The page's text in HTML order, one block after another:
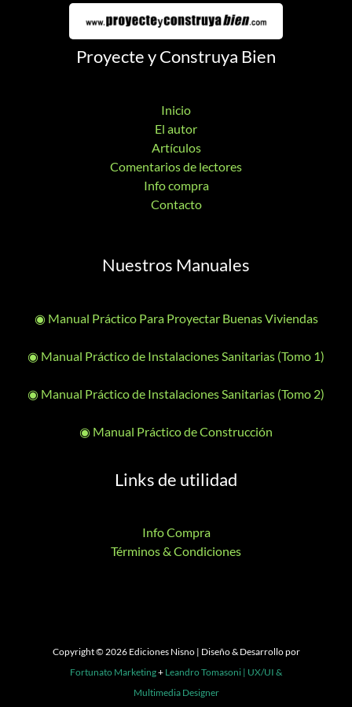
Proyecte y Construya Bien
Inicio
El autor
Artículos
Comentarios de lectores
Info compra
Contacto
Nuestros Manuales
◉ Manual Práctico Para Proyectar Buenas Viviendas
◉ Manual Práctico de Instalaciones Sanitarias (Tomo 1)
◉ Manual Práctico de Instalaciones Sanitarias (Tomo 2)
◉ Manual Práctico de Construcción
Links de utilidad
Info Compra
Términos & Condiciones
Copyright © 2026 Ediciones Nisno | Diseño & Desarrollo por
Fortunato Marketing+ Leandro Tomasoni | UX/UI &
Multimedia Designer